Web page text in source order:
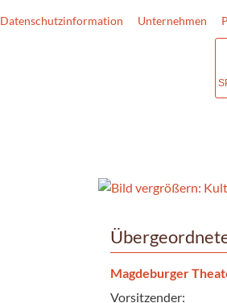
Datenschutzinformation Unternehmen
Magdeburger
Vorsitzender: